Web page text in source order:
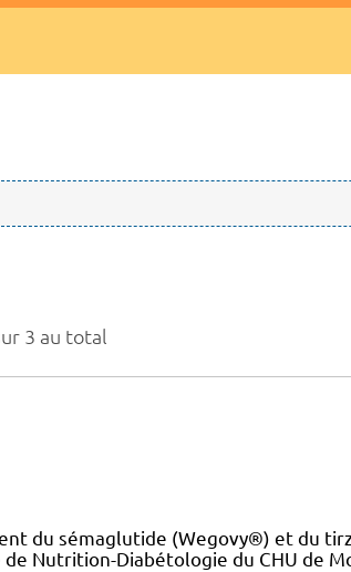
3 au total
du sémaglutide (Wegovy®) et du
de Nutrition-Diabétologie du CHU de